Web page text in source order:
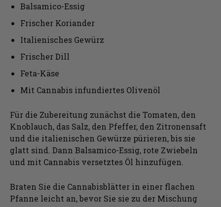
Balsamico-Essig
Frischer Koriander
Italienisches Gewürz
Frischer Dill
Feta-Käse
Mit Cannabis infundiertes Olivenöl
Für die Zubereitung zunächst die Tomaten, den
Knoblauch, das Salz, den Pfeffer, den Zitronensaft
und die italienischen Gewürze pürieren, bis sie
glatt sind. Dann Balsamico-Essig, rote Zwiebeln
und mit Cannabis versetztes Öl hinzufügen.
Braten Sie die Cannabisblätter in einer flachen
Pfanne leicht an, bevor Sie sie zu der Mischung